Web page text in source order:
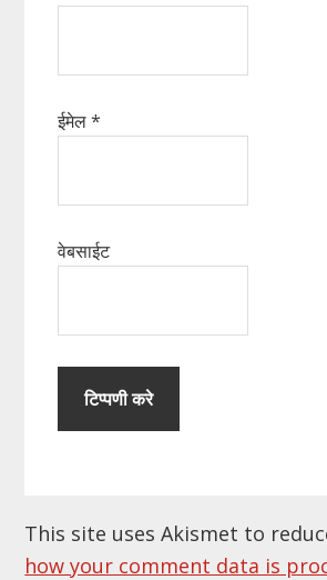
ईमेल*
वेबसाईट
This site uses Akismet to
how your comment data is